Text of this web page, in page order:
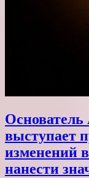
выступает
изменений
нанести